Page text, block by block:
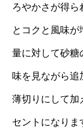
ろやかさが得ら
とコクと風味
量に対して砂糖
味を見ながら追
薄切りにして加
セントになりま